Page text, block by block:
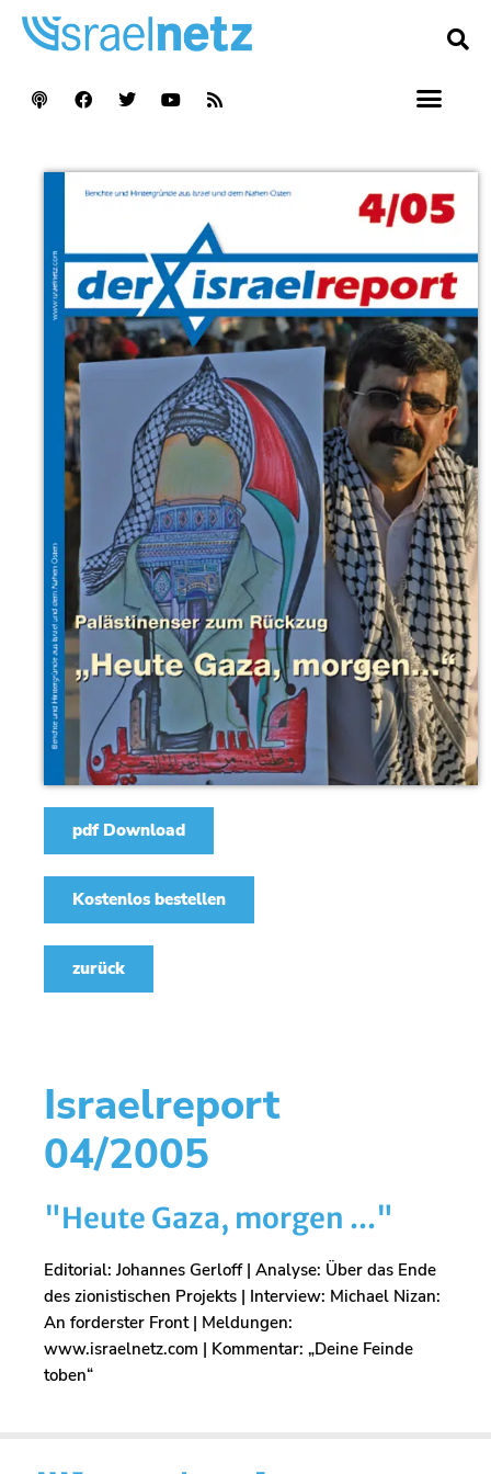
pdf Download
Kostenlos bestellen
zurück
Israelreport
04/2005
"Heute Gaza, morgen ..."
Editorial: Johannes Gerloff | Analyse: Über das Ende
des zionistischen Projekts | Interview: Michael Nizan:
An forderster Front | Meldungen:
www.israelnetz.com | Kommentar: „Deine Feinde
toben“